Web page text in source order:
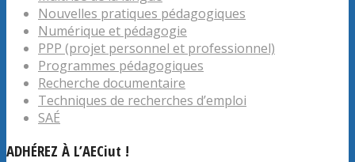
Nouvelles pratiques pédagogiques
Numérique et pédagogie
PPP (projet personnel et professionnel)
Programmes pédagogiques
Recherche documentaire
Techniques de recherches d’emploi
SAÉ
ADHÉREZ À L’AECiut !